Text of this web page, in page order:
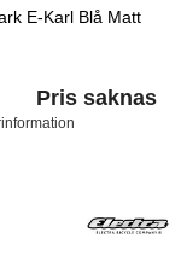
E-Karl Blå Matt
Pris saknas